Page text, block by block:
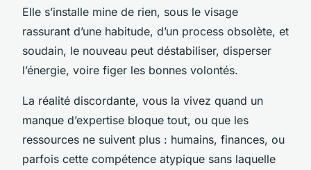
Elle s’installe mine de rien, sous le visage
rassurant d’une habitude, d’un process obsolète, et
soudain, le nouveau peut déstabiliser, disperser
l’énergie, voire figer les bonnes volontés.
La réalité discordante, vous la vivez quand un
manque d’expertise bloque tout, ou que les
ressources ne suivent plus : humains, finances, ou
parfois cette compétence atypique sans laquelle